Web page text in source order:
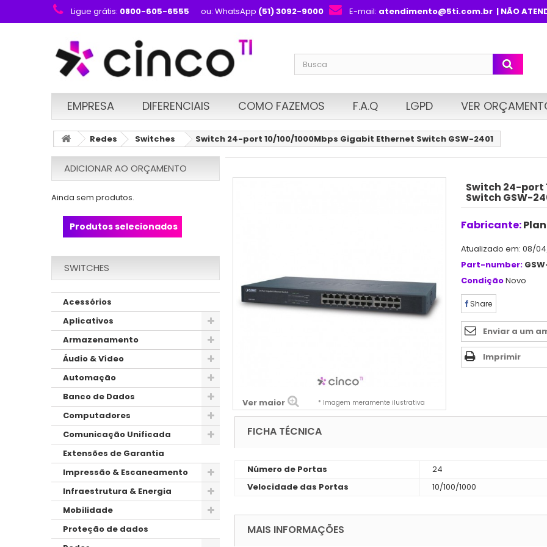
Ligue grátis: 0800-605-6555 ou: WhatsApp (51) 3092-9000 E-mail: atendimento@5ti.com.br| NÃO
EMPRESA DIFERENCIAIS COMO FAZEMOS F.A.Q LGPD VER
Redes Switches Switch 24-port 10/100/1000Mbps Gigabit Ethernet Switch GSW-2401
ADICIONAR AO ORÇAMENTO
Ainda sem produtos.
Produtos selecionados
SWITCHES
Acessórios
Aplicativos
Armazenamento
Áudio & Vídeo
Automação
Banco de Dados
Computadores
Comunicação Unificada
Extensões de Garantia
Impressão & Escaneamento
Infraestrutura & Energia
Mobilidade
Proteção de dados
Ver maior * Imagem meramente ilustrativa
Switch 24-port
Switch GSW-
Fabricante:
Atualizado em: 08/
Part-number:
CondiçãoNovo
Share
Enviar a um
Imprimir
FICHA TÉCNICA
Número de Portas
24
Velocidade das Portas
10/100/1000
MAIS INFORMAÇÕES